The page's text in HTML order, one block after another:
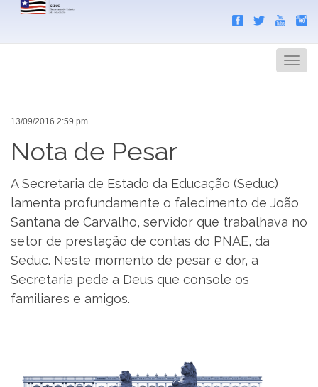
Menu
13/09/2016 2:59 pm
Nota de Pesar
A Secretaria de Estado da Educação (Seduc)
lamenta profundamente o falecimento de João
Santana de Carvalho, servidor que trabalhava no
setor de prestação de contas do PNAE, da
Seduc. Neste momento de pesar e dor, a
Secretaria pede a Deus que console os
familiares e amigos.